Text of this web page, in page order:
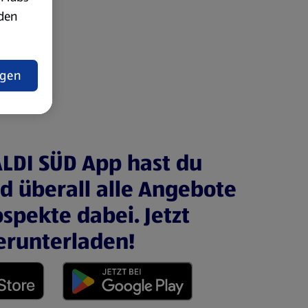
SÜD App hast du
überall alle Angebote
dabei. Jetzt